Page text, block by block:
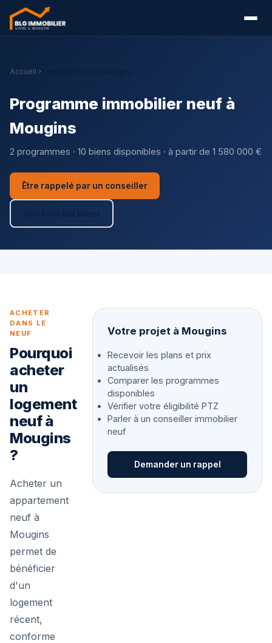
Accueil
Programme immobilier neuf à
Mougins
2 programmes · 10 biens disponibles · à partir de 1 580 000 €
Être rappelé par un conseiller
Voir tous les biens
ACHETER
DANS LE
NEUF
Pourquoi
acheter
un
logement
neuf à
Mougins
?
Acheter un
appartement
neuf à
Mougins
permet de
bénéficier
d'un
logement
récent,
conforme
Votre projet à Mougins
Recevoir les plans et prix
actualisés
Comparer les programmes
disponibles
Vérifier votre éligibilité PTZ
Parler à un conseiller immobilier
neuf
Demander un rappel